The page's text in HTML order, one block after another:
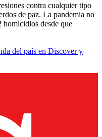
contra cualquier tipo
de paz. La pandemia no
homicidios desde que
del país en Discover y